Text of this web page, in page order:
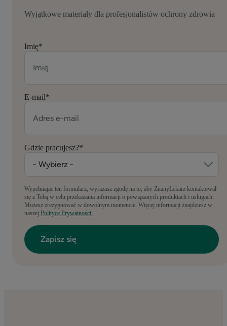
Wyjątkowe materiały dla profesjonalistów ochrony zdrowia
Imię*
E-mail*
Gdzie pracujesz?*
Wypełniając ten formularz, wyrażasz zgodę na to, aby ZnanyLekarz kontaktował
się z Tobą w celu przekazania informacji o powiązanych produktach i usługach.
Możesz zrezygnować w dowolnym momencie. Więcej informacji znajdziesz w
naszej Polityce Prywatności.